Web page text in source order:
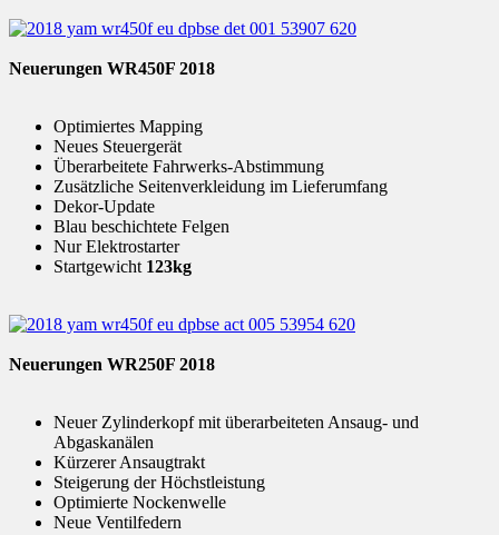
Neuerungen WR450F 2018
Optimiertes Mapping
Neues Steuergerät
Überarbeitete Fahrwerks-Abstimmung
Zusätzliche Seitenverkleidung im Lieferumfang
Dekor-Update
Blau beschichtete Felgen
Nur Elektrostarter
Startgewicht 123kg
Neuerungen WR250F 2018
Neuer Zylinderkopf mit überarbeiteten Ansaug- und
Abgaskanälen
Kürzerer Ansaugtrakt
Steigerung der Höchstleistung
Optimierte Nockenwelle
Neue Ventilfedern